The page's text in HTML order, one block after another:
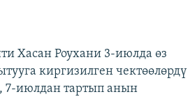
Хасан Роухани 3-июлда өз
киргизилген чектөөлөрдү
7-июлдан тартып анын